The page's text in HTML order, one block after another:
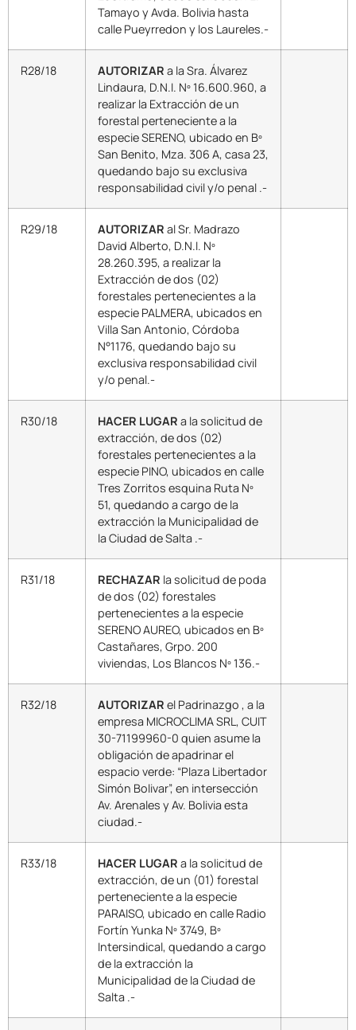
Tamayo y Avda. Bolivia hasta
calle Pueyrredon y los Laureles.-
R28/18 AUTORIZAR a la Sra. Álvarez
Lindaura, D.N.I. Nº 16.600.960, a
realizar la Extracción de un
forestal perteneciente a la
especie SERENO, ubicado en Bº
San Benito, Mza. 306 A, casa 23,
quedando bajo su exclusiva
responsabilidad civil y/o penal .-
R29/18 AUTORIZAR al Sr. Madrazo
David Alberto, D.N.I. Nº
28.260.395, a realizar la
Extracción de dos (02)
forestales pertenecientes a la
especie PALMERA, ubicados en
Villa San Antonio, Córdoba
N°1176, quedando bajo su
exclusiva responsabilidad civil
y/o penal.-
R30/18 HACER LUGAR a la solicitud de
extracción, de dos (02)
forestales pertenecientes a la
especie PINO, ubicados en calle
Tres Zorritos esquina Ruta Nº
51, quedando a cargo de la
extracción la Municipalidad de
la Ciudad de Salta .-
R31/18 RECHAZAR la solicitud de poda
de dos (02) forestales
pertenecientes a la especie
SERENO AUREO, ubicados en Bº
Castañares, Grpo. 200
viviendas, Los Blancos Nº 136.-
R32/18 AUTORIZAR el Padrinazgo , a la
empresa MICROCLIMA SRL, CUIT
30-71199960-0 quien asume la
obligación de apadrinar el
espacio verde: “Plaza Libertador
Simón Bolivar”, en intersección
Av. Arenales y Av. Bolivia esta
ciudad.-
R33/18 HACER LUGAR a la solicitud de
extracción, de un (01) forestal
perteneciente a la especie
PARAISO, ubicado en calle Radio
Fortín Yunka Nº 3749, Bº
Intersindical, quedando a cargo
de la extracción la
Municipalidad de la Ciudad de
Salta .-